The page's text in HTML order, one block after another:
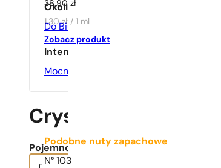
38,90 zł
1,30 zł / 1 ml
Zobacz produkt
Podobne nuty zapachowe
N° 103
Okoliczność
Do Biura,Na Randkę
Intensywność
Mocne
Crystal Noir
Pojemność: